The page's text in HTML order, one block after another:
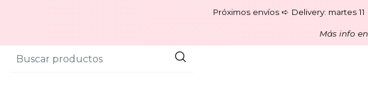
Próximos envíos ➪ Delivery: martes
Más info